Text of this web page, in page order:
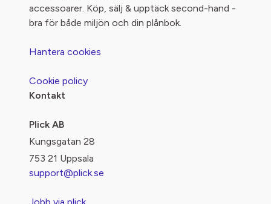
accessoarer. Köp, sälj & upptäck second-hand -
bra för både miljön och din plånbok.
Hantera cookies
Cookie policy
Kontakt
Plick AB
Kungsgatan 28
753 21 Uppsala
support@plick.se